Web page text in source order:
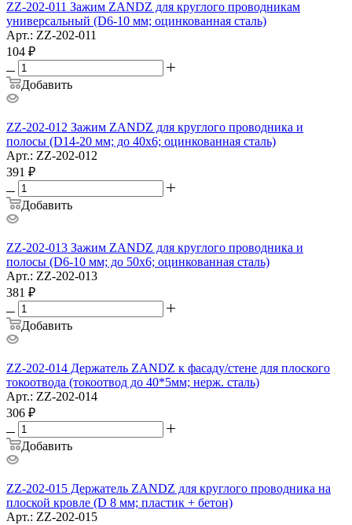
ZZ-202-011 Зажим ZANDZ для круглого проводникам
универсальный (D6-10 мм; оцинкованная сталь)
Арт.: ZZ-202-011
104 ₽
Добавить
ZZ-202-012 Зажим ZANDZ для круглого проводника и
полосы (D14-20 мм; до 40х6; оцинкованная сталь)
Арт.: ZZ-202-012
391 ₽
Добавить
ZZ-202-013 Зажим ZANDZ для круглого проводника и
полосы (D6-10 мм; до 50х6; оцинкованная сталь)
Арт.: ZZ-202-013
381 ₽
Добавить
ZZ-202-014 Держатель ZANDZ к фасаду/стене для плоского
токоотвода (токоотвод до 40*5мм; нерж. сталь)
Арт.: ZZ-202-014
306 ₽
Добавить
ZZ-202-015 Держатель ZANDZ для круглого проводника на
плоской кровле (D 8 мм; пластик + бетон)
Арт.: ZZ-202-015